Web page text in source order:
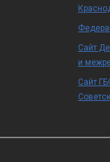
Сайт
и
Сайт